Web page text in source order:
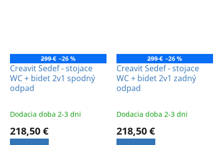
299 € –26 %
Creavit Sedef - stojace
WC + bidet 2v1 spodný
odpad
Dodacia doba 2-3 dni
218,50 €
299 € –26 %
Creavit Sedef - stojace
WC + bidet 2v1 zadný
odpad
Dodacia doba 2-3 dni
218,50 €